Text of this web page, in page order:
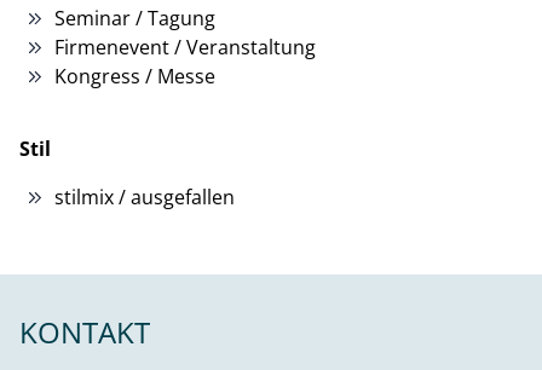
Seminar / Tagung
Firmenevent / Veranstaltung
Kongress / Messe
Stil
stilmix / ausgefallen
KONTAKT